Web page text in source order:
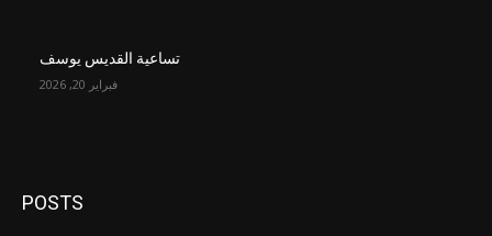
تساعية القديس يوسف
فبراير 20, 2026
POSTS